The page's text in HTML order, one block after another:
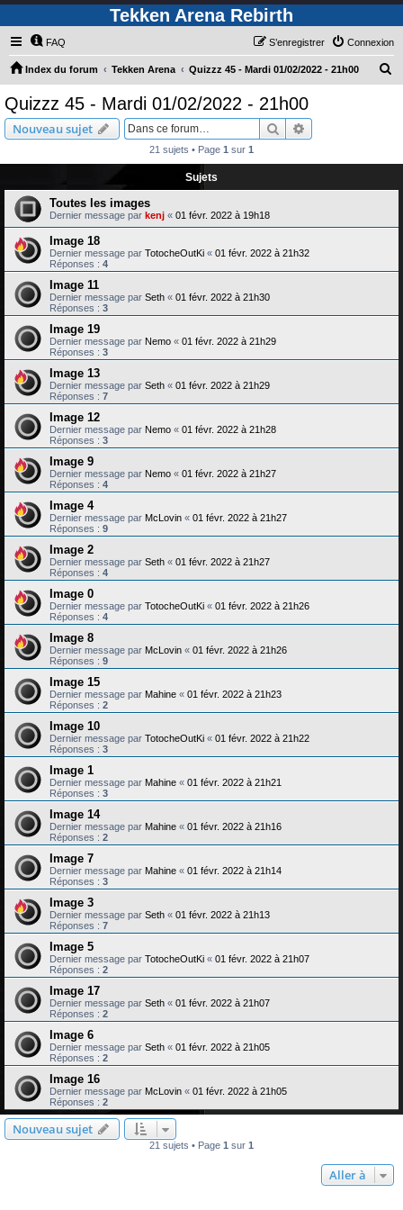
Tekken Arena Rebirth
FAQ Connexion
S’enregistrer
Index du forum Tekken Arena Quizzz 45 - Mardi 01/02/2022 - 21h00
Quizzz 45 - Mardi 01/02/2022 - 21h00
Nouveau sujet Rechercher
21 sujets • Page 1 sur 1
Sujets
Toutes les images
Dernier message par kenj « 01 févr. 2022 à 19h18
Image 18
Dernier message par TotocheOutKi « 01 févr. 2022 à 21h32
Réponses : 4
Image 11
Dernier message par Seth « 01 févr. 2022 à 21h30
Réponses : 3
Image 19
Dernier message par Nemo « 01 févr. 2022 à 21h29
Réponses : 3
Image 13
Dernier message par Seth « 01 févr. 2022 à 21h29
Réponses : 7
Image 12
Dernier message par Nemo « 01 févr. 2022 à 21h28
Réponses : 3
Image 9
Dernier message par Nemo « 01 févr. 2022 à 21h27
Réponses : 4
Image 4
Dernier message par McLovin « 01 févr. 2022 à 21h27
Réponses : 9
Image 2
Dernier message par Seth « 01 févr. 2022 à 21h27
Réponses : 4
Image 0
Dernier message par TotocheOutKi « 01 févr. 2022 à 21h26
Réponses : 4
Image 8
Dernier message par McLovin « 01 févr. 2022 à 21h26
Réponses : 9
Image 15
Dernier message par Mahine « 01 févr. 2022 à 21h23
Réponses : 2
Image 10
Dernier message par TotocheOutKi « 01 févr. 2022 à 21h22
Réponses : 3
Image 1
Dernier message par Mahine « 01 févr. 2022 à 21h21
Réponses : 3
Image 14
Dernier message par Mahine « 01 févr. 2022 à 21h16
Réponses : 2
Image 7
Dernier message par Mahine « 01 févr. 2022 à 21h14
Réponses : 3
Image 3
Dernier message par Seth « 01 févr. 2022 à 21h13
Réponses : 7
Image 5
Dernier message par TotocheOutKi « 01 févr. 2022 à 21h07
Réponses : 2
Image 17
Dernier message par Seth « 01 févr. 2022 à 21h07
Réponses : 2
Image 6
Dernier message par Seth « 01 févr. 2022 à 21h05
Réponses : 2
Image 16
Dernier message par McLovin « 01 févr. 2022 à 21h05
Réponses : 2
Nouveau sujet
21 sujets • Page 1 sur 1
Aller à